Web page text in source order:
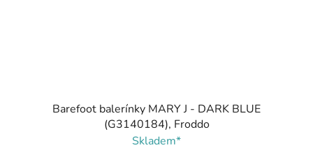
Barefoot balerínky MARY J - DARK BLUE
(G3140184), Froddo
Skladem*